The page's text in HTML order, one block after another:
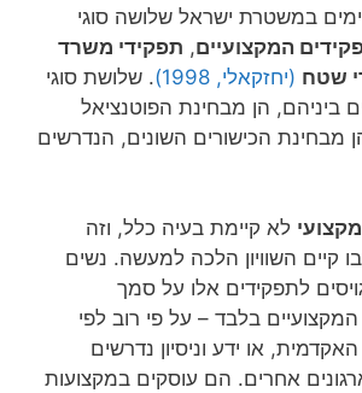
במשטרת ישראל שלושה סוגי
המקצועיים,תפקידי משרד
שטח (יחזקאלי, 1998)
. שלושת סוגי
ביניהם, הן מבחינת הפוטנציאל
הכישורים השונים, הנדרשים
לא קיימת בעיה כלל, וזה
השוויון הלכה למעשה. נשים
לתפקידים אלו על סמך
בלבד – על פי רוב לפי
או ידע וניסיון נדרשים
אחרים. הם עוסקים במקצועות